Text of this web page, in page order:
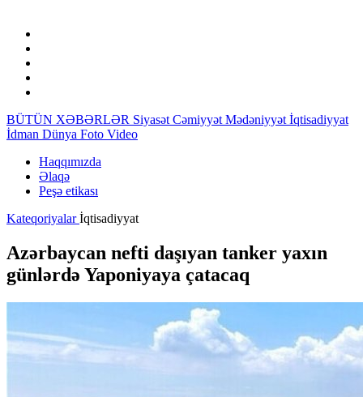
BÜTÜN XƏBƏRLƏR Siyasət Cəmiyyət Mədəniyyət İqtisadiyyat
İdman Dünya Foto Video
Haqqımızda
Əlaqə
Peşə etikası
Kateqoriyalarİqtisadiyyat
Azərbaycan nefti daşıyan tanker yaxın
günlərdə Yaponiyaya çatacaq